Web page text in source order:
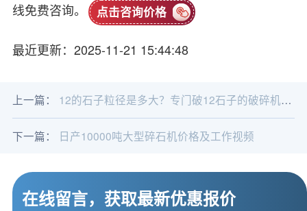
线免费咨询。
点击咨询价格
最近更新：2025-11-21 15:44:48
上一篇： 12的石子粒径是多大？专门破12石子的破碎机有哪些？
下一篇： 日产10000吨大型碎石机价格及工作视频
在线留言，获取最新优惠报价